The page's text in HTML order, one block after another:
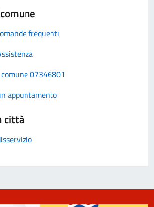
frequenti
07346801
appuntamento
città